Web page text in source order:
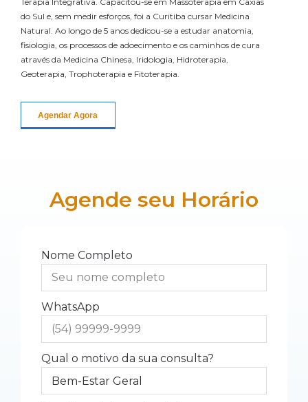
do Sul e, sem medir esforços, foi a Curitiba cursar Medicina
Natural. Ao longo de 5 anos dedicou-se a estudar anatomia,
fisiologia, os processos de adoecimento e os caminhos de cura
através da Medicina Chinesa, Iridologia, Hidroterapia,
Geoterapia, Trophoterapia e Fitoterapia.
Agendar Agora
Agende seu Horário
Nome Completo
WhatsApp
Qual o motivo da sua consulta?